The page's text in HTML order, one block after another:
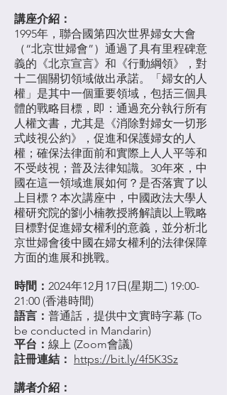
講座介紹：
1995年，聯合國第四次世界婦女大會
（“北京世婦會”）通過了具有里程碑意
義的《北京宣言》和《行動綱領》，對
十二個關切領域做出承諾。「婦女的人
權」是其中一個重要領域，包括三個具
體的戰略目標，即：通過充分執行所有
人權文書，尤其是《消除對婦女一切形
式歧視公約》，促進和保護婦女的人
權；確保法律面前和實際上人人平等和
不受歧視；普及法律知識。30年來，中
國在這一領域進展如何？是否落實了以
上目標？本次講座中，中國政法大學人
權研究院的劉小楠教授將解讀以上戰略
目標對促進婦女權利的意義，並分析北
京世婦會後中國在婦女權利的法律保障
方面的進展和挑戰。
時間： 2024年12月17日(星期二) 19:00-
21:00 (香港時間)
語言： 普通話，提供中文實時字幕 (To
be conducted in Mandarin)
平台： 線上 (Zoom會議)
註冊連結： https://bit.ly/4f5K3Sz
講者介紹：